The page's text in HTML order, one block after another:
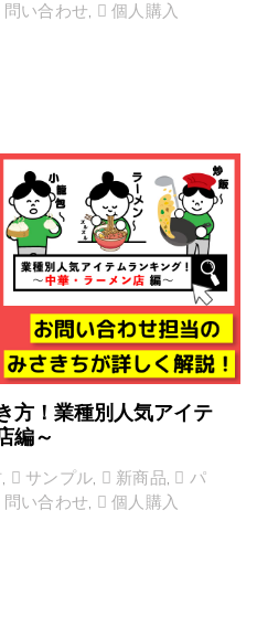
問い合わせ,
個人購入
方！業種別人気アイテ
編～
, サンプル, 新商品,
パ
問い合わせ,
個人購入